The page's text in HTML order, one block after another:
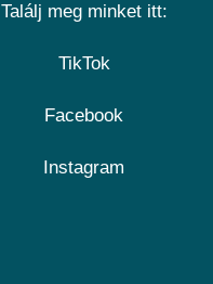
Találj meg minket itt:
TikTok
Facebook
Instagram